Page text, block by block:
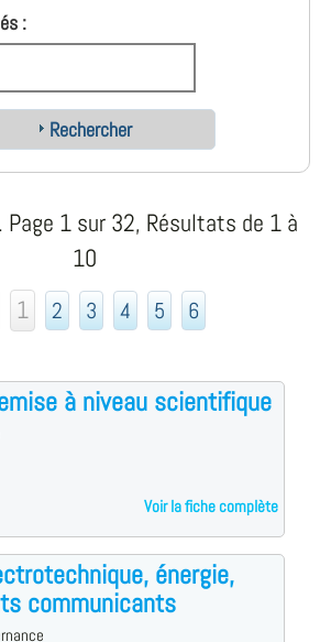
:
Rechercher
1 sur 32, Résultats de 1 à
10
1 2 3 4 5 6
à niveau scientifique
Voir la fiche complète
énergie,
communicants